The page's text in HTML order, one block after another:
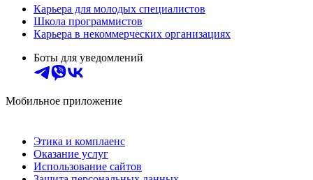
Карьера для молодых специалистов
Школа программистов
Карьера в некоммерческих организациях
Боты для уведомлений
Мобильное приложение
Этика и комплаенс
Оказание услуг
Использование сайтов